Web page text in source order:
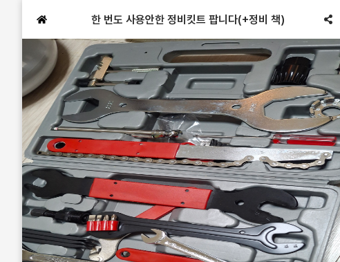
한 번도 사용안한 정비킷트 팝니다(+정비 책)